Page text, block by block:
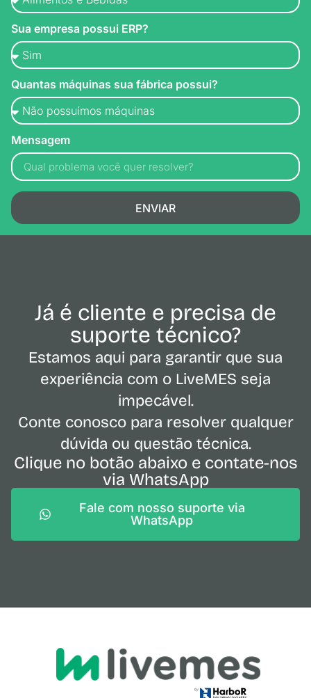
Sua empresa possui ERP?
Quantas máquinas sua fábrica possui?
Mensagem
ENVIAR
Já é cliente e precisa de
suporte técnico?
Estamos aqui para garantir que sua
experiência com o LiveMES seja
impecável.
Conte conosco para resolver qualquer
dúvida ou questão técnica.
Clique no botão abaixo e contate-nos
via WhatsApp
Fale com nosso suporte via
WhatsApp